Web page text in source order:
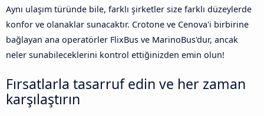
Aynı ulaşım türünde bile, farklı şirketler size farklı düzeylerde
konfor ve olanaklar sunacaktır. Crotone ve Cenova'i birbirine
bağlayan ana operatörler FlixBus ve MarinoBus'dur, ancak
neler sunabileceklerini kontrol ettiğinizden emin olun!
Fırsatlarla tasarruf edin ve her zaman
karşılaştırın